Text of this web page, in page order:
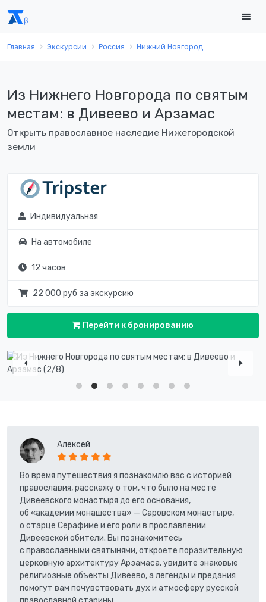
Главная Экскурсии Россия Нижний Новгород
Из Нижнего Новгорода по святым
местам: в Дивеево и Арзамас
Открыть православное наследие Нижегородской
земли
Индивидуальная
На автомобиле
12 часов
22 000 руб за экскурсию
Перейти к бронированию
Алексей
Во время путешествия я познакомлю вас с историей
православия, расскажу о том, что было на месте
Дивеевского монастыря до его основания,
об «академии монашества» — Саровском монастыре,
о старце Серафиме и его роли в прославлении
Дивеевской обители. Вы познакомитесь
с православными святынями, откроете поразительную
церковную архитектуру Арзамаса, увидите знаковые
религиозные объекты Дивеево, а легенды и предания
помогут вам почувствовать дух и атмосферу русской